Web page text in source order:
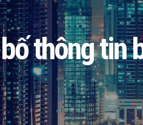
thông